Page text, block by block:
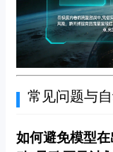
常见问题与
如何避免模型